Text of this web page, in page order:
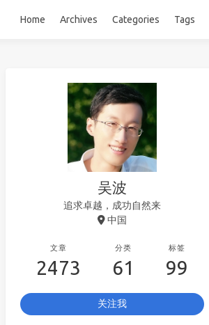
Home Archives Categories Tags
吴波
追求卓越，成功自然来
中国
文章
2473
分类
61
标签
99
关注我